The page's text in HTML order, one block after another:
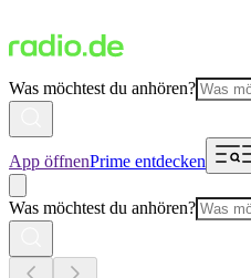
Was möchtest du anhören?
App öffnenPrime entdecken
Was möchtest du anhören?